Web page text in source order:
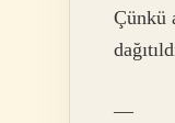
Çünkü
—